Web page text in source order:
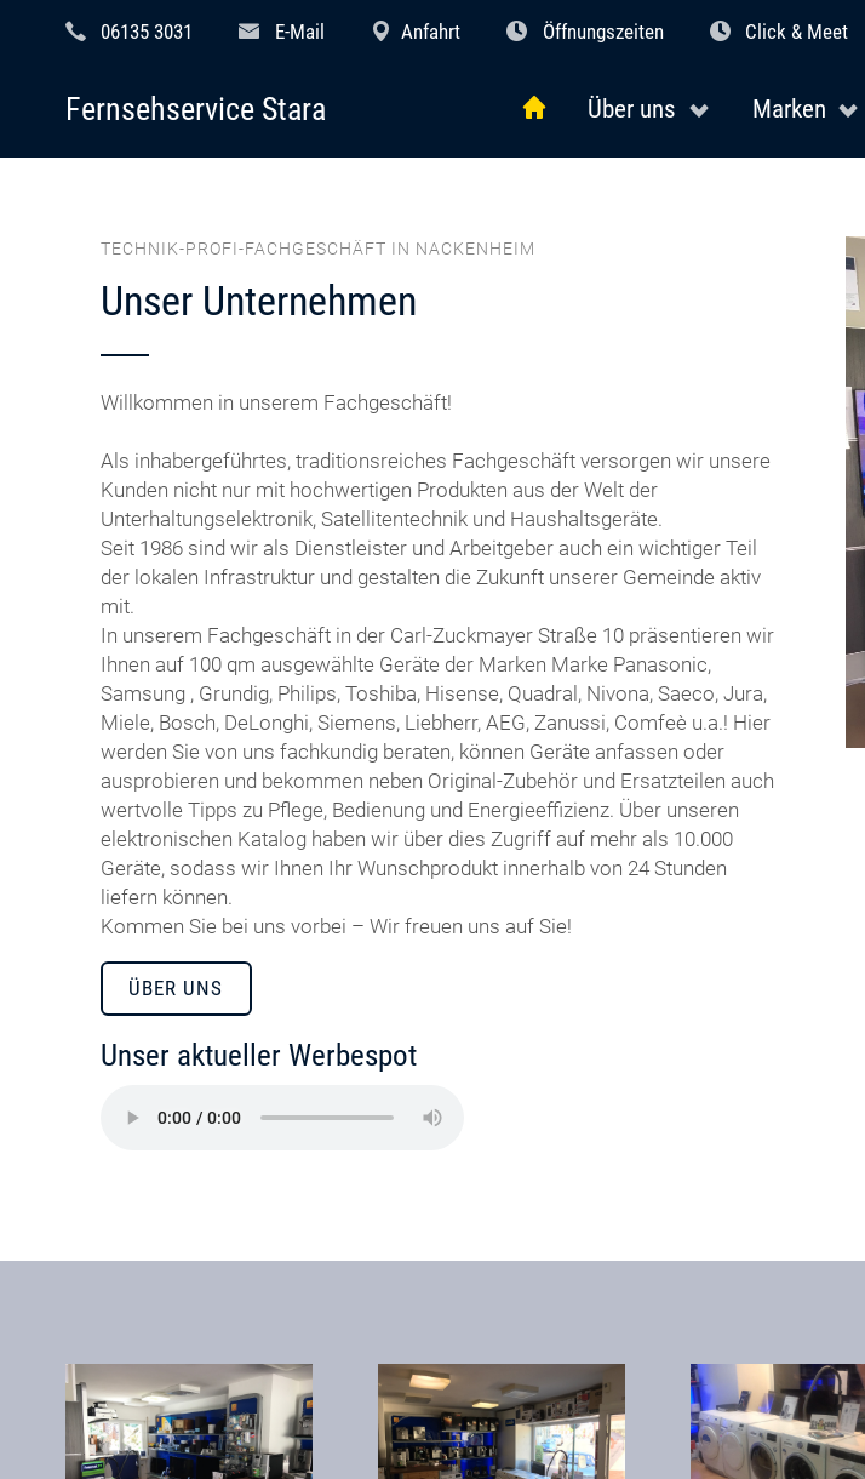
06135 3031 E-Mail Anfahrt Öffnungszeiten Click & Meet
Über uns Marken
Fernsehservice Stara
TECHNIK-PROFI-FACHGESCHÄFT IN NACKENHEIM
Unser Unternehmen
Willkommen in unserem Fachgeschäft!
Als inhabergeführtes, traditionsreiches Fachgeschäft versorgen wir unsere
Kunden nicht nur mit hochwertigen Produkten aus der Welt der
Unterhaltungselektronik, Satellitentechnik und Haushaltsgeräte.
Seit 1986 sind wir als Dienstleister und Arbeitgeber auch ein wichtiger Teil
der lokalen Infrastruktur und gestalten die Zukunft unserer Gemeinde aktiv
mit.
In unserem Fachgeschäft in der Carl-Zuckmayer Straße 10 präsentieren wir
Ihnen auf 100 qm ausgewählte Geräte der Marken Marke Panasonic,
Samsung , Grundig, Philips, Toshiba, Hisense, Quadral, Nivona, Saeco, Jura,
Miele, Bosch, DeLonghi, Siemens, Liebherr, AEG, Zanussi, Comfeè u.a.! Hier
werden Sie von uns fachkundig beraten, können Geräte anfassen oder
ausprobieren und bekommen neben Original-Zubehör und Ersatzteilen auch
wertvolle Tipps zu Pflege, Bedienung und Energieeffizienz. Über unseren
elektronischen Katalog haben wir über dies Zugriff auf mehr als 10.000
Geräte, sodass wir Ihnen Ihr Wunschprodukt innerhalb von 24 Stunden
liefern können.
Kommen Sie bei uns vorbei – Wir freuen uns auf Sie!
ÜBER UNS
Unser aktueller Werbespot